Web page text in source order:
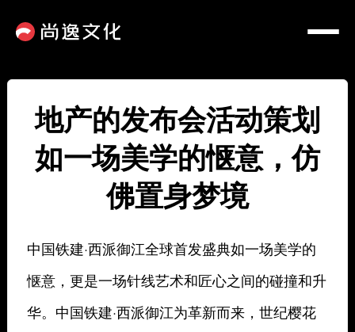
地产的发布会活动策划
如一场美学的惬意，仿
佛置身梦境
中国铁建·西派御江全球首发盛典如一场美学的
惬意，更是一场针线艺术和匠心之间的碰撞和升
华。中国铁建·西派御江为革新而来，世纪樱花